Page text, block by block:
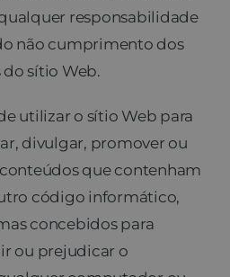
responsabilidade
não cumprimento dos
sítio Web.
utilizar o sítio Web para
divulgar, promover ou
que contenham
código informático,
concebidos para
ou prejudicar o